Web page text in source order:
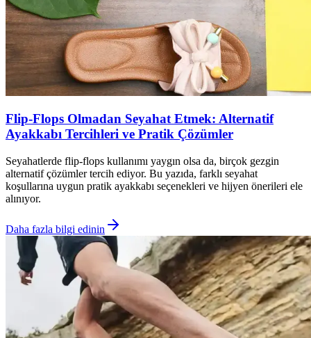
Flip-Flops Olmadan Seyahat Etmek: Alternatif
Ayakkabı Tercihleri ve Pratik Çözümler
Seyahatlerde flip-flops kullanımı yaygın olsa da, birçok gezgin
alternatif çözümler tercih ediyor. Bu yazıda, farklı seyahat
koşullarına uygun pratik ayakkabı seçenekleri ve hijyen önerileri ele
alınıyor.
Daha fazla bilgi edinin